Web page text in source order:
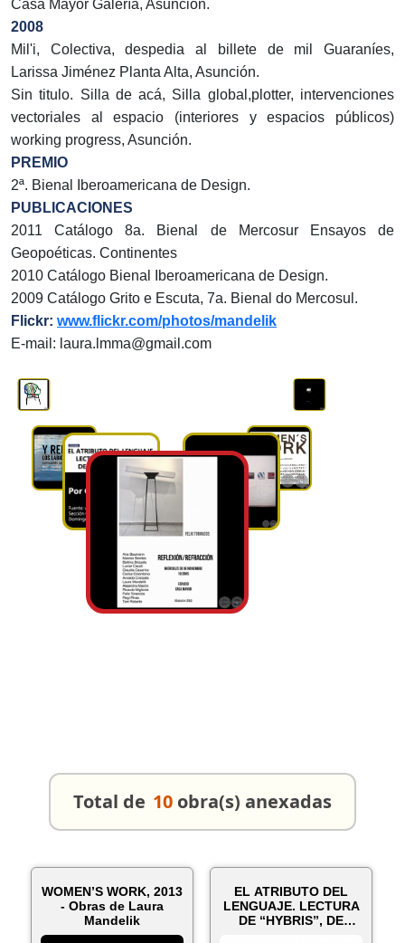
Casa Mayor Galería, Asunción.
2008
Mil'i, Colectiva, despedia al billete de mil Guaraníes,
Larissa Jiménez Planta Alta, Asunción.
Sin titulo. Silla de acá, Silla global,plotter, intervenciones
vectoriales al espacio (interiores y espacios públicos)
working progress, Asunción.
PREMIO
2ª. Bienal Iberoamericana de Design.
PUBLICACIONES
2011 Catálogo 8a. Bienal de Mercosur Ensayos de
Geopoéticas. Continentes
2010 Catálogo Bienal Iberoamericana de Design.
2009 Catálogo Grito e Escuta, 7a. Bienal do Mercosul.
Flickr: www.flickr.com/photos/mandelik
E-mail: laura.lmma@gmail.com
Total de 10 obra(s) anexadas
WOMEN’S WORK, 2013
- Obras de Laura
Mandelik
EL ATRIBUTO DEL
LENGUAJE. LECTURA
DE “HYBRIS”, DE